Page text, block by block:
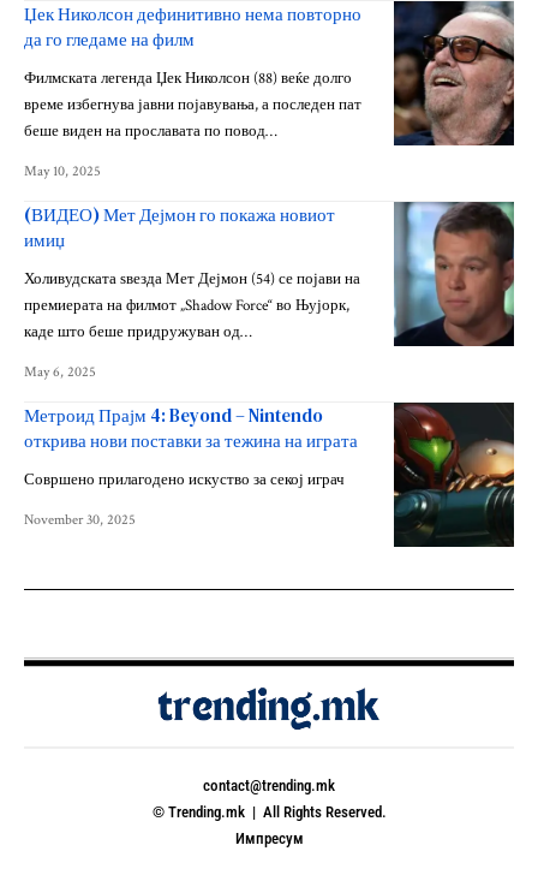
Џек Николсон дефинитивно нема повторно
да го гледаме на филм
Филмската легенда Џек Николсон (88) веќе долго
време избегнува јавни појавувања, а последен пат
беше виден на прославата по повод…
May 10, 2025
(ВИДЕО) Мет Дејмон го покажа новиот
имиџ
Холивудската ѕвезда Мет Дејмон (54) се појави на
премиерата на филмот „Shadow Force“ во Њујорк,
каде што беше придружуван од…
May 6, 2025
Метроид Прајм 4: Beyond – Nintendo
открива нови поставки за тежина на играта
Совршено прилагодено искуство за секој играч
November 30, 2025
contact@trending.mk
© Trending.mk | All Rights Reserved.
Импресум